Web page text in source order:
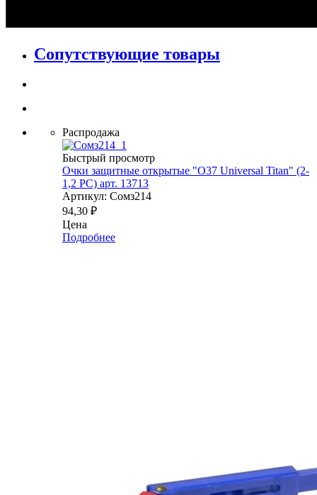
Сопутствующие товары
Распродажа
Быстрый просмотр
Очки защитные открытые "О37 Universal Titan" (2-
1,2 PС) арт. 13713
Артикул: Сомз214
94,30 ₽
Цена
Подробнее